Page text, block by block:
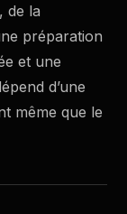
de la
préparation
et une
d’une
même que le